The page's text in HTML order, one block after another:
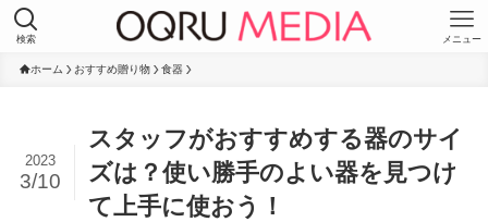
検索 メニュー
ホーム おすすめ贈り物 食器
スタッフがおすすめする器のサイ
ズは？使い勝手のよい器を見つけ
て上手に使おう！
2023
3/10